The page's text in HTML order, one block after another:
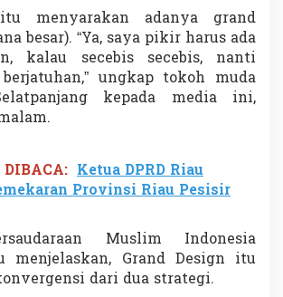
M
a
k
i
a
t
u
menyarakan adanya grand
besar). “Ya, saya pikir harus ada
kalau secebis secebis, nanti
ungkap tokoh muda
kepada media ini,
Ketua DPRD Riau
Provinsi Riau Pesisir
Muslim Indonesia
menjelaskan, Grand Design itu
dari dua strategi.